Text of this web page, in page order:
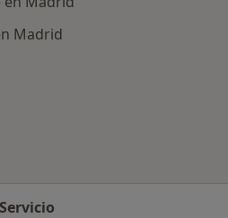
Madrid
Servicio